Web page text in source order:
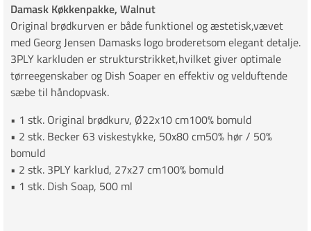
Damask Køkkenpakke, Walnut
Original brødkurven er både funktionel og æstetisk,vævet
med Georg Jensen Damasks logo broderetsom elegant detalje.
3PLY karkluden er strukturstrikket,hvilket giver optimale
tørreegenskaber og Dish Soaper en effektiv og velduftende
sæbe til håndopvask.
• 1 stk. Original brødkurv, Ø22x10 cm100% bomuld
• 2 stk. Becker 63 viskestykke, 50x80 cm50% hør / 50%
bomuld
• 2 stk. 3PLY karklud, 27x27 cm100% bomuld
• 1 stk. Dish Soap, 500 ml